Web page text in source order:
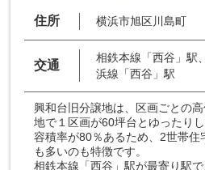
住所 横浜市旭区川島町
交通
相鉄本線「西谷」駅
浜線「西谷」駅
興和台旧分譲地は、区画ごとの
地で１区画が60坪台とゆったりし
容積率が80％あるため、2世帯住
も多いのも特徴です。
相鉄本線「西谷」駅が最寄り駅